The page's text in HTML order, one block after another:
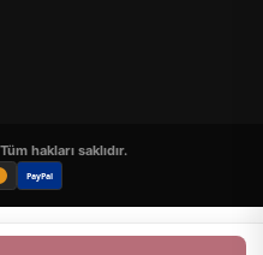
hakları saklıdır.
PayPal